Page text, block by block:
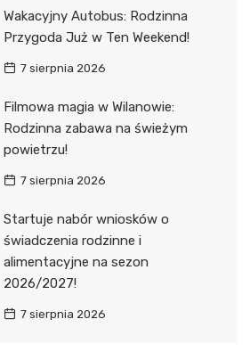
Wakacyjny Autobus: Rodzinna
Przygoda Już w Ten Weekend!
7 sierpnia 2026
Filmowa magia w Wilanowie:
Rodzinna zabawa na świeżym
powietrzu!
7 sierpnia 2026
Startuje nabór wniosków o
świadczenia rodzinne i
alimentacyjne na sezon
2026/2027!
7 sierpnia 2026